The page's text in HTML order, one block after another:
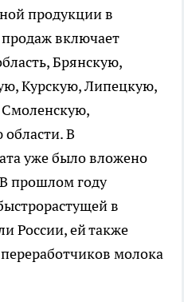
продукции в
включает
Брянскую,
Курскую, Липецкую,
В
уже было вложено
прошлом году
в
России, ей также
молока